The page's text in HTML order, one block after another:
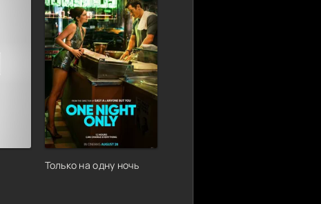
Только на одну ночь